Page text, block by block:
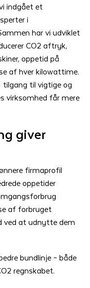
indgået et
i
har vi udviklet
CO2 aftryk,
oppetid på
af hver kilowattime.
til vigtige og
virksomhed får mere
giver
firmaprofil
oppetider
af forbruget
ved at udnytte dem
bundlinje – både
regnskabet.